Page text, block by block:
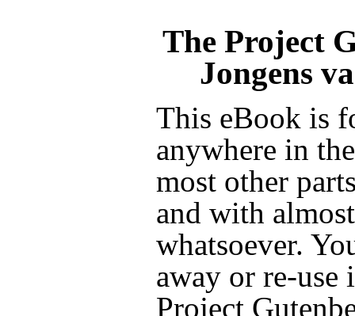
The Project
Jongens
This eBook is
anywhere in
most other
and with
whatsoever.
away or re-use
Project